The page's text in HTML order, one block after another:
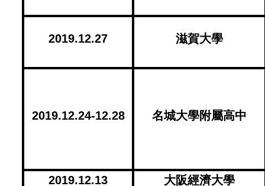
2019.12.27 滋賀大學
2019.12.24-12.28 名城大學附屬高中
2019.12.13 大阪經濟大學